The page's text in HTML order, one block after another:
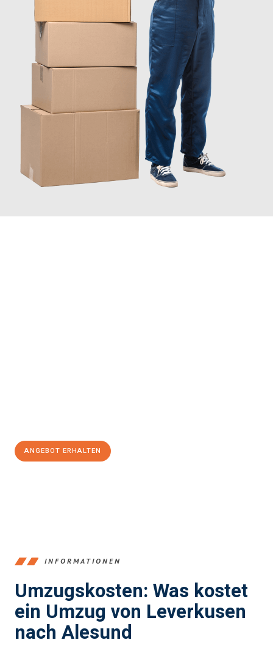
ANGEBOT ERHALTEN
INFORMATIONEN
Umzugskosten: Was kostet
ein Umzug von Leverkusen
nach Alesund